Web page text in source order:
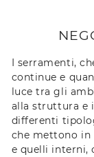
I serramenti,
continue e
luce tra gli
alla struttura e
differenti
che mettono in
e quelli interni,